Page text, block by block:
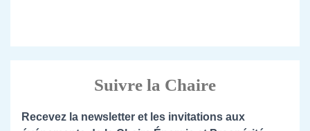
Suivre la Chaire
Recevez la newsletter et les invitations aux